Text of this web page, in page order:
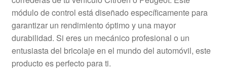
Mi cuenta
Pagos
Política de privacidad
módulo de control está diseñado específicamente para
garantizar un rendimiento óptimo y una mayor
durabilidad. Si eres un mecánico profesional o un
entusiasta del bricolaje en el mundo del automóvil, este
producto es perfecto para ti.